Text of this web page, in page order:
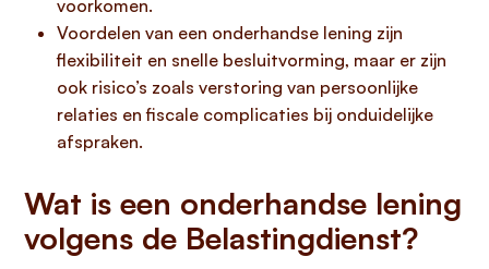
voorkomen.
Voordelen van een onderhandse lening zijn
flexibiliteit en snelle besluitvorming, maar er zijn
ook risico’s zoals verstoring van persoonlijke
relaties en fiscale complicaties bij onduidelijke
afspraken.
Wat is een onderhandse lening
volgens de Belastingdienst?